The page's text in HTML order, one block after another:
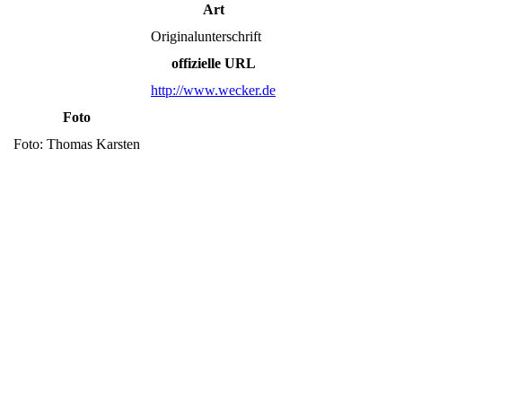
Art
Originalunterschrift
offizielle URL
http://www.wecker.de
Foto
Foto: Thomas Karsten